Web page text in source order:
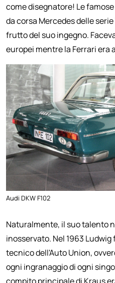
come disegnatore! Le famose
da corsa Mercedes delle serie
frutto del suo ingegno.
europei mentre la Ferrari era
Audi DKW F102
Naturalmente, il suo talento
inosservato. Nel 1963
tecnico dell'Auto Union,
ogni ingranaggio di ogni